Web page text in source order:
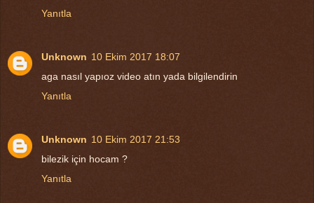
Yanıtla
Unknown 10 Ekim 2017 18:07
aga nasıl yapıoz video atın yada bilgilendirin
Yanıtla
Unknown 10 Ekim 2017 21:53
bilezik için hocam ?
Yanıtla